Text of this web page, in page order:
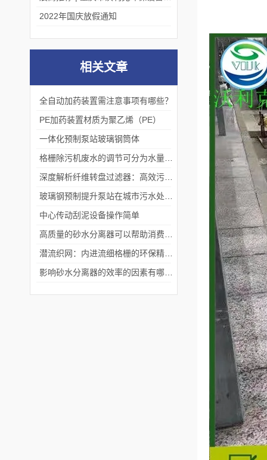
2022年国庆放假通知
相关文章
全自动加药装置需注意事项有哪些？
PE加药装置材质为聚乙烯（PE）
一体化预制泵站玻璃钢筒体
中心传动刮泥设备操作简单